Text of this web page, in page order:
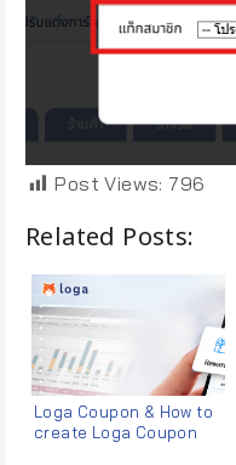
Post Views: 796
Related Posts:
Loga Coupon & How to
create Loga Coupon